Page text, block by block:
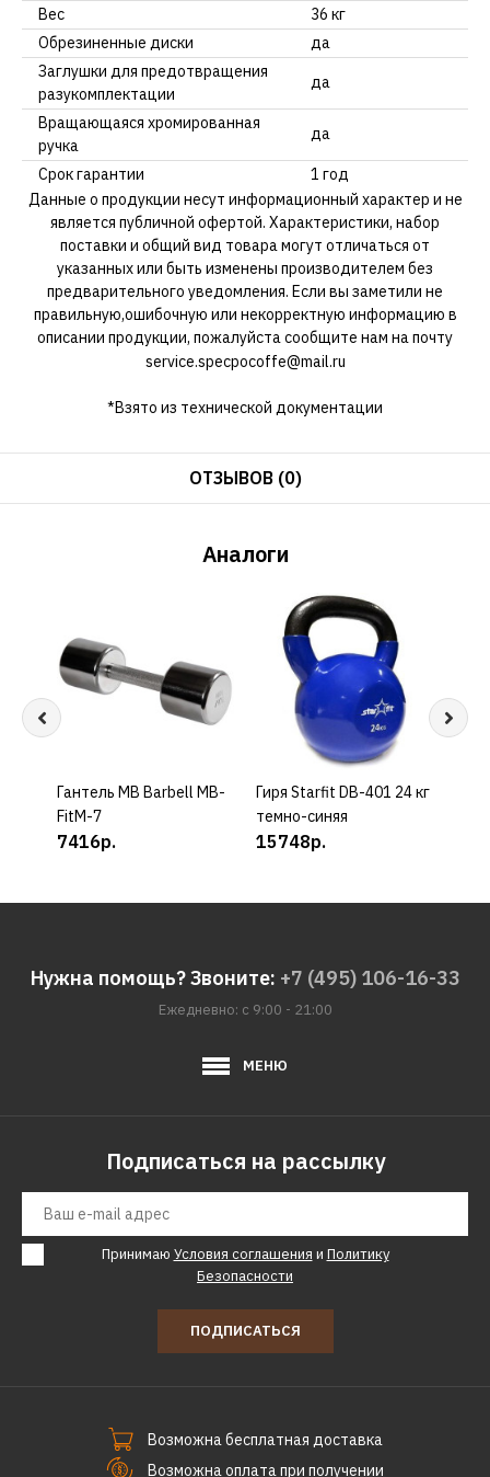
Вес
36 кг
Обрезиненные диски
да
Заглушки для предотвращения
разукомплектации
да
Вращающаяся хромированная
ручка
да
Срок гарантии
1 год
Данные о продукции несут информационный характер и не
является публичной офертой. Характеристики, набор
поставки и общий вид товара могут отличаться от
указанных или быть изменены производителем без
предварительного уведомления. Если вы заметили не
правильную,ошибочную или некорректную информацию в
описании продукции, пожалуйста сообщите нам на почту
service.specpocoffe@mail.ru
*Взято из технической документации
ОТЗЫВОВ (0)
Аналоги
КУПИТЬ
Гантель MB Barbell MB-
FitM-7
7416р.
КУПИТЬ
Гиря Starfit DB-401 24 кг
темно-синяя
15748р.
Нужна помощь? Звоните: +7 (495) 106-16-33
Ежедневно: с 9:00 - 21:00
МЕНЮ
Подписаться на рассылку
Принимаю Условия соглашения и Политику
Безопасности
ПОДПИСАТЬСЯ
Возможна бесплатная доставка
Возможна оплата при получении